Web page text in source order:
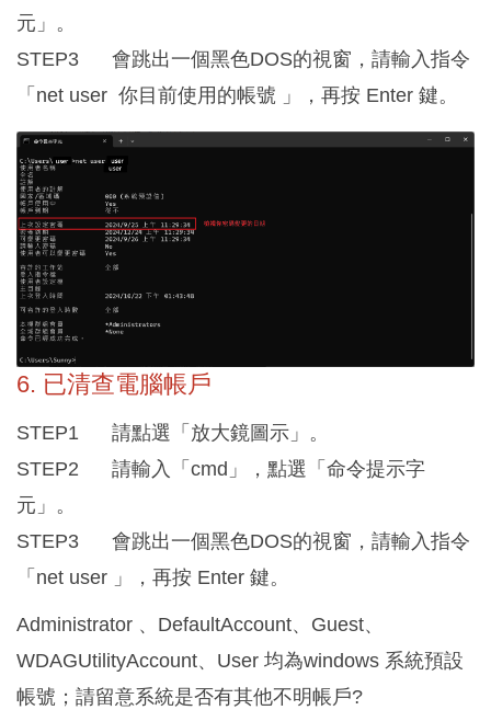
元」。
STEP3 會跳出一個黑色DOS的視窗，請輸入指令
「net user 你目前使用的帳號 」，再按 Enter 鍵。
6. 已清查電腦帳戶
STEP1 請點選「放大鏡圖示」。
STEP2 請輸入「cmd」，點選「命令提示字
元」。
STEP3 會跳出一個黑色DOS的視窗，請輸入指令
「net user 」，再按 Enter 鍵。
Administrator 、DefaultAccount、Guest、
WDAGUtilityAccount、User 均為windows 系統預設
帳號；請留意系統是否有其他不明帳戶?